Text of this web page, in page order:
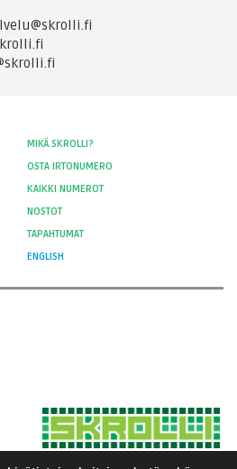
MIKÄ SKROLLI?
OSTA IRTONUMERO
KAIKKI NUMEROT
NOSTOT
TAPAHTUMAT
ENGLISH